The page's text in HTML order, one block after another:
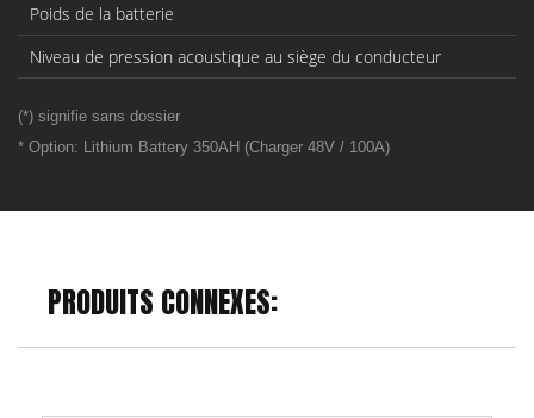
Poids de la batterie
Niveau de pression acoustique au siège du conducteur
(*) signifie sans dossier
* Option: Lithium Battery 350AH (Charger 48V / 100A)
PRODUITS CONNEXES: